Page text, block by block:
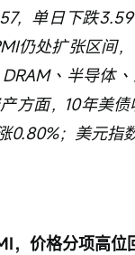
，单日下跌
仍处扩张区间
、半导体
方面，10年美
0.80%；美元指
，价格分项高位